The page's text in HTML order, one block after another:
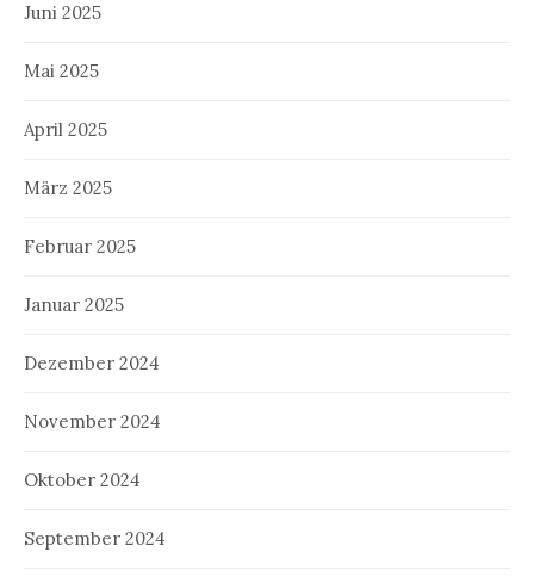
Juni 2025
Mai 2025
April 2025
März 2025
Februar 2025
Januar 2025
Dezember 2024
November 2024
Oktober 2024
September 2024